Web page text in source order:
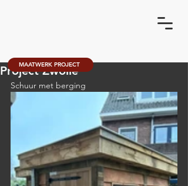
Project Zwolle
Schuur met berging
MAATWERK PROJECT